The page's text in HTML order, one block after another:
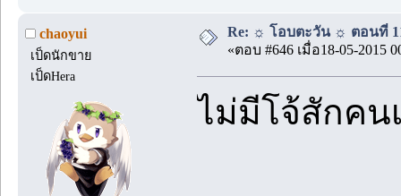
chaoyui
เป็ดนักขาย
เป็ดHera
Re: ☼ โอบตะวัน ☼ ตอนที่ 11
«ตอบ #646 เมื่อ18-05-2015
ไม่มีโจ้สักคน